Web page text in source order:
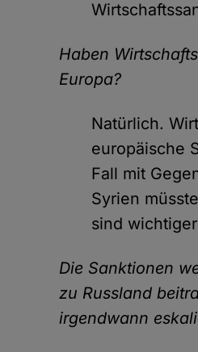
Haben
Europa?
Natürlich.
europäische
Fall mit
Syrien
sind
Die Sanktionen
zu Russland
irgendwann